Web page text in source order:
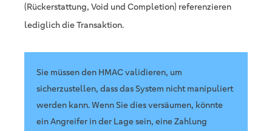
(Rückerstattung, Void und Completion) referenzieren
lediglich die Transaktion.
Sie müssen den HMAC validieren, um
sicherzustellen, dass das System nicht manipuliert
werden kann. Wenn Sie dies versäumen, könnte
ein Angreifer in der Lage sein, eine Zahlung